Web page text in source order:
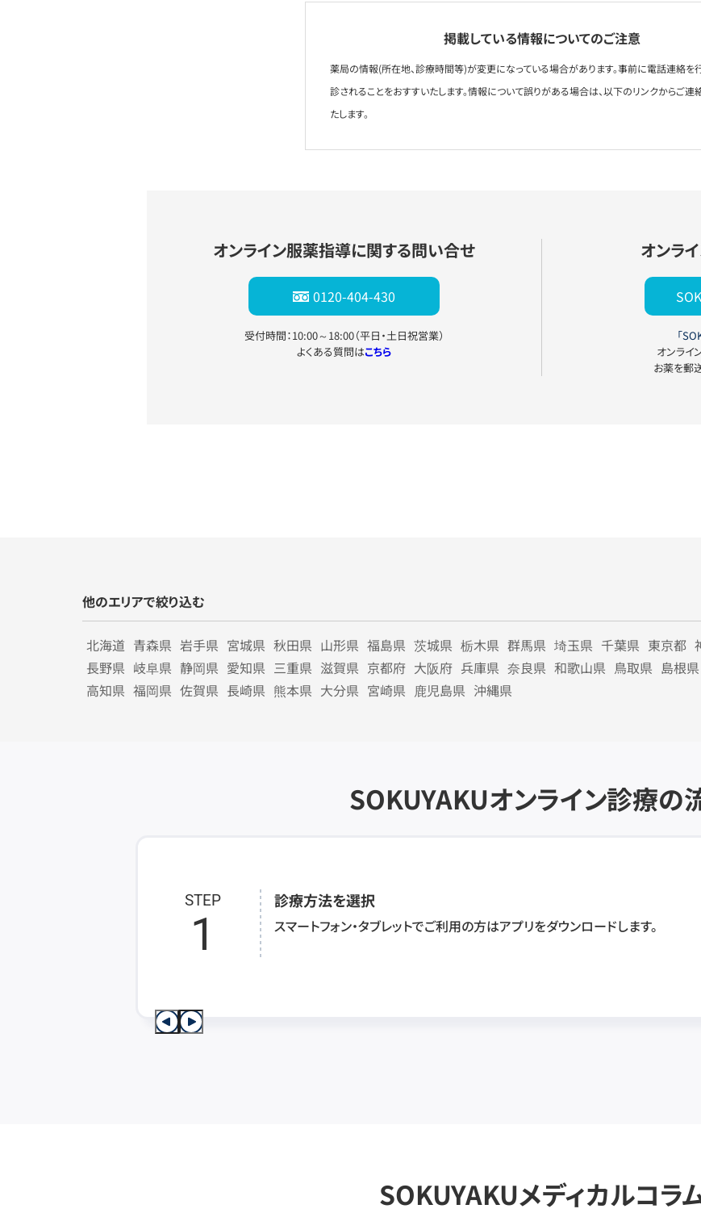
掲載している情報についてのご注意
薬局の情報(所在地、診療時間等)が変更になっている場合があります。事前に電話連絡を
診されることをおすすいたします。情報について誤りがある場合は、以下のリンクからご連
たします。
オンライン服薬指導に関する問い合せ
0120-404-430
受付時間：10:00～18:00（平日・土日祝営業）
よくある質問はこちら
オンラ
「
オンライ
お薬を郵
他のエリアで絞り込む
北海道 青森県 岩手県 宮城県 秋田県 山形県 福島県 茨城県 栃木県 群馬県 埼玉県 千葉県 東京都
長野県 岐阜県 静岡県 愛知県 三重県 滋賀県 京都府 大阪府 兵庫県 奈良県 和歌山県 鳥取県 島根県
高知県 福岡県 佐賀県 長崎県 熊本県 大分県 宮崎県 鹿児島県 沖縄県
SOKUYAKUオンライン診療の
STEP
1
診療方法を選択
スマートフォン・タブレットでご利用の方はアプリをダウンロードします。
SOKUYAKUメディカルコラ